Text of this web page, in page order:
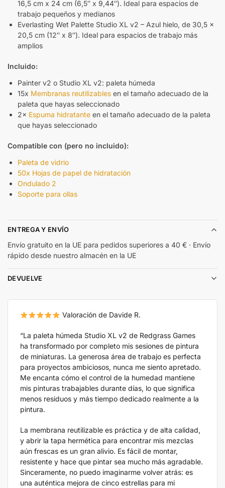
16,5 cm x 24 cm (6,5″ x 9,44″). Ideal para espacios de
trabajo pequeños y medianos
Everlasting Wet Palette Studio XL v2 – Azul hielo, de 30,5 x
20,5 cm (12″ x 8″). Ideal para espacios de trabajo más
amplios
Incluido:
Painter v2 o Studio XL v2: paleta húmeda
15x Membranas reutilizables en el tamaño adecuado de la
paleta que hayas seleccionado
2× Espuma hidratante en el tamaño adecuado de la paleta
que hayas seleccionado
Compatible con (pero no incluido):
Paleta de vidrio
50x Hojas de papel de hidratación
Ondulado 2
Soporte para ollas
ENTREGA Y ENVÍO
Envío gratuito en la UE para pedidos superiores a 40 € · Envío
rápido desde nuestro almacén en la UE
DEVUELVE
Valoración de Davide R.
“La paleta húmeda Studio XL v2 de Redgrass Games
ha transformado por completo mis sesiones de pintura
de miniaturas. La generosa área de trabajo es perfecta
para proyectos ambiciosos, nunca me siento apretado.
Me encanta cómo el control de la humedad mantiene
mis pinturas trabajables durante días, lo que significa
menos residuos y más tiempo dedicado realmente a la
pintura.
La membrana reutilizable es práctica y de alta calidad,
y abrir la tapa hermética para encontrar mis mezclas
aún frescas es un gran alivio. Es fácil de montar,
resistente y hace que pintar sea mucho más agradable.
Sinceramente, no puedo imaginarme volver atrás: es
una auténtica mejora de cinco estrellas para mi